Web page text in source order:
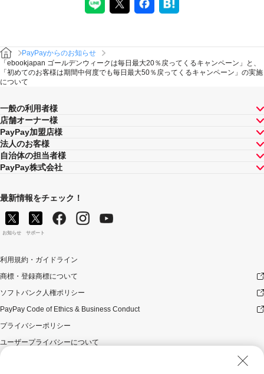
PayPayからのお知らせ
「ebookjapan ゴールデンウィークは毎日最大20％戻ってくるキャンペーン」と、
「初めてのお客様は期間中何度でも毎日最大50％戻ってくるキャンペーン」の実施
について
一般の利用者様
店舗オーナー様
PayPay加盟店様
法人のお客様
自治体の担当者様
PayPay株式会社
最新情報をチェック！
お知らせ サポート
利用規約・ガイドライン
商標・登録商標について
ソフトバンク人権ポリシー
PayPay Code of Ethics & Business Conduct
プライバシーポリシー
ユーザープライバシーについて